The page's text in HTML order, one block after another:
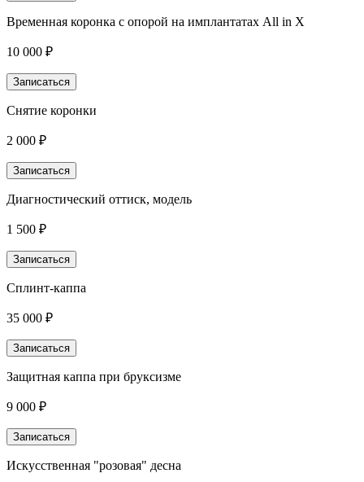
Временная коронка с опорой на имплантатах All in X
10 000 ₽
Записаться
Снятие коронки
2 000 ₽
Записаться
Диагностический оттиск, модель
1 500 ₽
Записаться
Сплинт-каппа
35 000 ₽
Записаться
Защитная каппа при бруксизме
9 000 ₽
Записаться
Искусственная "розовая" десна